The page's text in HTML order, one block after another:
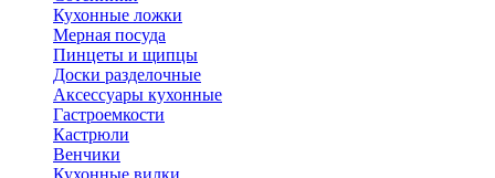
Кухонные ложки
Мерная посуда
Пинцеты и щипцы
Доски разделочные
Аксессуары кухонные
Гастроемкости
Кастрюли
Венчики
Кухонные вилки